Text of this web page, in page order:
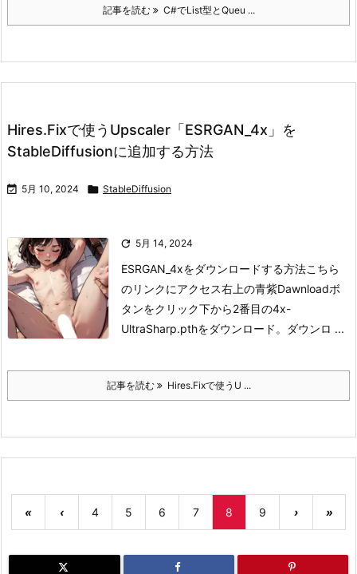
記事を読む C#でList型とQueu ...
Hires.Fixで使うUpscaler「ESRGAN_4x」を
StableDiffusionに追加する方法
 5月 10, 2024  StableDiffusion
 5月 14, 2024
ESRGAN_4xをダウンロードする方法こちら
のリンクにアクセス右上の青紫Dawnloadボ
タンをクリック下から2番目の4x-
UltraSharp.pthをダウンロード。
ダウンロ ...
記事を読む Hires.Fixで使うU ...
« ‹ 4 5 6 7 8 9 › »